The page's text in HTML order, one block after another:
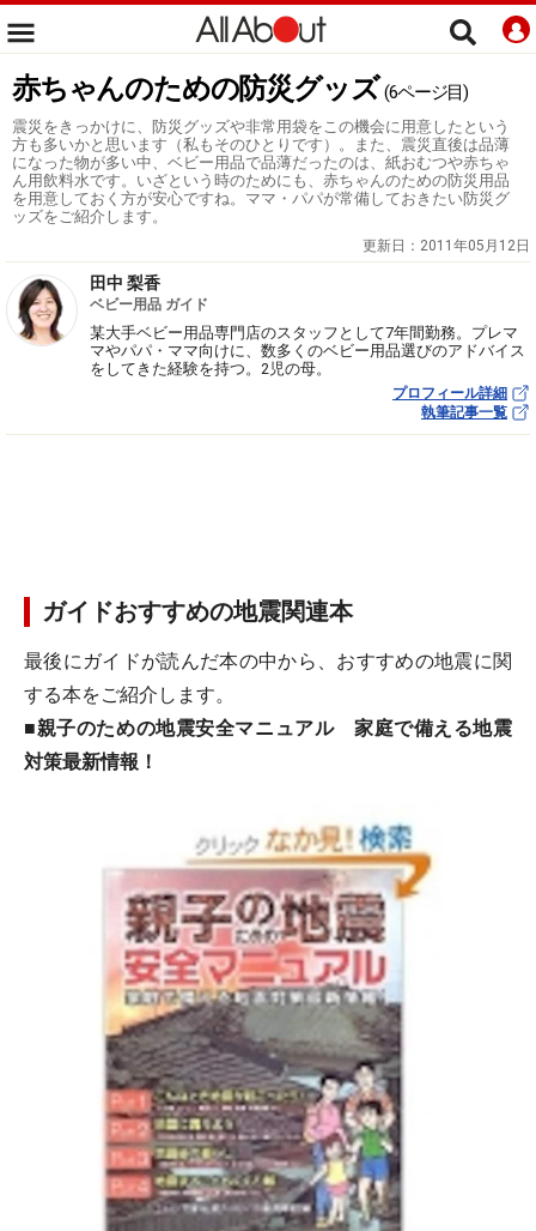
赤ちゃんのための防災グッズ (6ページ目)
震災をきっかけに、防災グッズや非常用袋をこの機会に用意したという
方も多いかと思います（私もそのひとりです）。また、震災直後は品薄
になった物が多い中、ベビー用品で品薄だったのは、紙おむつや赤ちゃ
ん用飲料水です。いざという時のためにも、赤ちゃんのための防災用品
を用意しておく方が安心ですね。ママ・パパが常備しておきたい防災グ
ッズをご紹介します。
更新日： 2011年05月12日
田中 梨香
ベビー用品 ガイド
某大手ベビー用品専門店のスタッフとして7年間勤務。プレマ
マやパパ・ママ向けに、数多くのベビー用品選びのアドバイス
をしてきた経験を持つ。2児の母。
プロフィール詳細
執筆記事一覧
ガイドおすすめの地震関連本
最後にガイドが読んだ本の中から、おすすめの地震に関
する本をご紹介します。
■親子のための地震安全マニュアル 家庭で備える地震
対策最新情報！